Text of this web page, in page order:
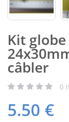
Kit
câbler
0
5.50 €